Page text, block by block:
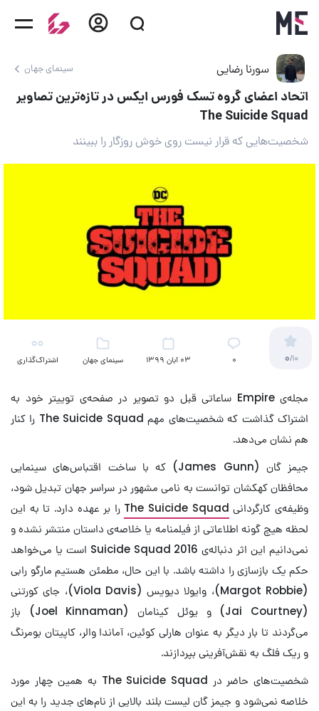
سورنا رضایی سینمای جهان
اتحاد اعضای گروه تسک فورس ایکس در تازه‌ترین تصاویر
The Suicide Squad
شخصیت‌هایی که قرار نیست روی خوش روزگار را ببینند
0/10 ۰ 03 آبان 1399 سینمای جهان اشتراک‌گذاری
مجله‌ی Empire ساعاتی قبل دو تصویر در صفحه‌ی توییتر خود به
اشتراک گذاشت که شخصیت‌های مهم The Suicide Squad را کنار
هم نشان می‌دهد.
جیمز گان (James Gunn) که با ساخت اقتباس‌های سینمایی
محافظان کهکشان توانست به نامی مشهور در سراسر جهان تبدیل شود،
وظیفه‌ی کارگردانی The Suicide Squad را بر عهده دارد. تا به این
لحظه هیچ گونه اطلاعاتی از فیلمنامه یا خلاصه‌ی داستان منتشر نشده و
نمی‌دانیم این اثر دنباله‌ی Suicide Squad 2016 است یا می‌خواهد
حکم یک بازسازی را داشته باشد. با این حال، مطمئن هستیم مارگو رابی
(Margot Robbie)، وایولا دیویس (Viola Davis)، جای کورتنی
(Jai Courtney) و یوئل کینامان (Joel Kinnaman) باز
می‌گردند تا بار دیگر به عنوان هارلی کوئین، آماندا والر، کاپیتان بومرنگ
و ریک فلگ به نقش‌آفرینی بپردازند.
شخصیت‌های حاضر در The Suicide Squad به همین چهار مورد
خلاصه نمی‌شود و جیمز گان لیست بلند بالایی از نام‌های جدید را به این